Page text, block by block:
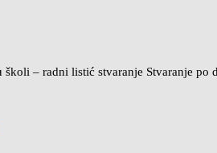
– radni listić stvaranje Stvaranje